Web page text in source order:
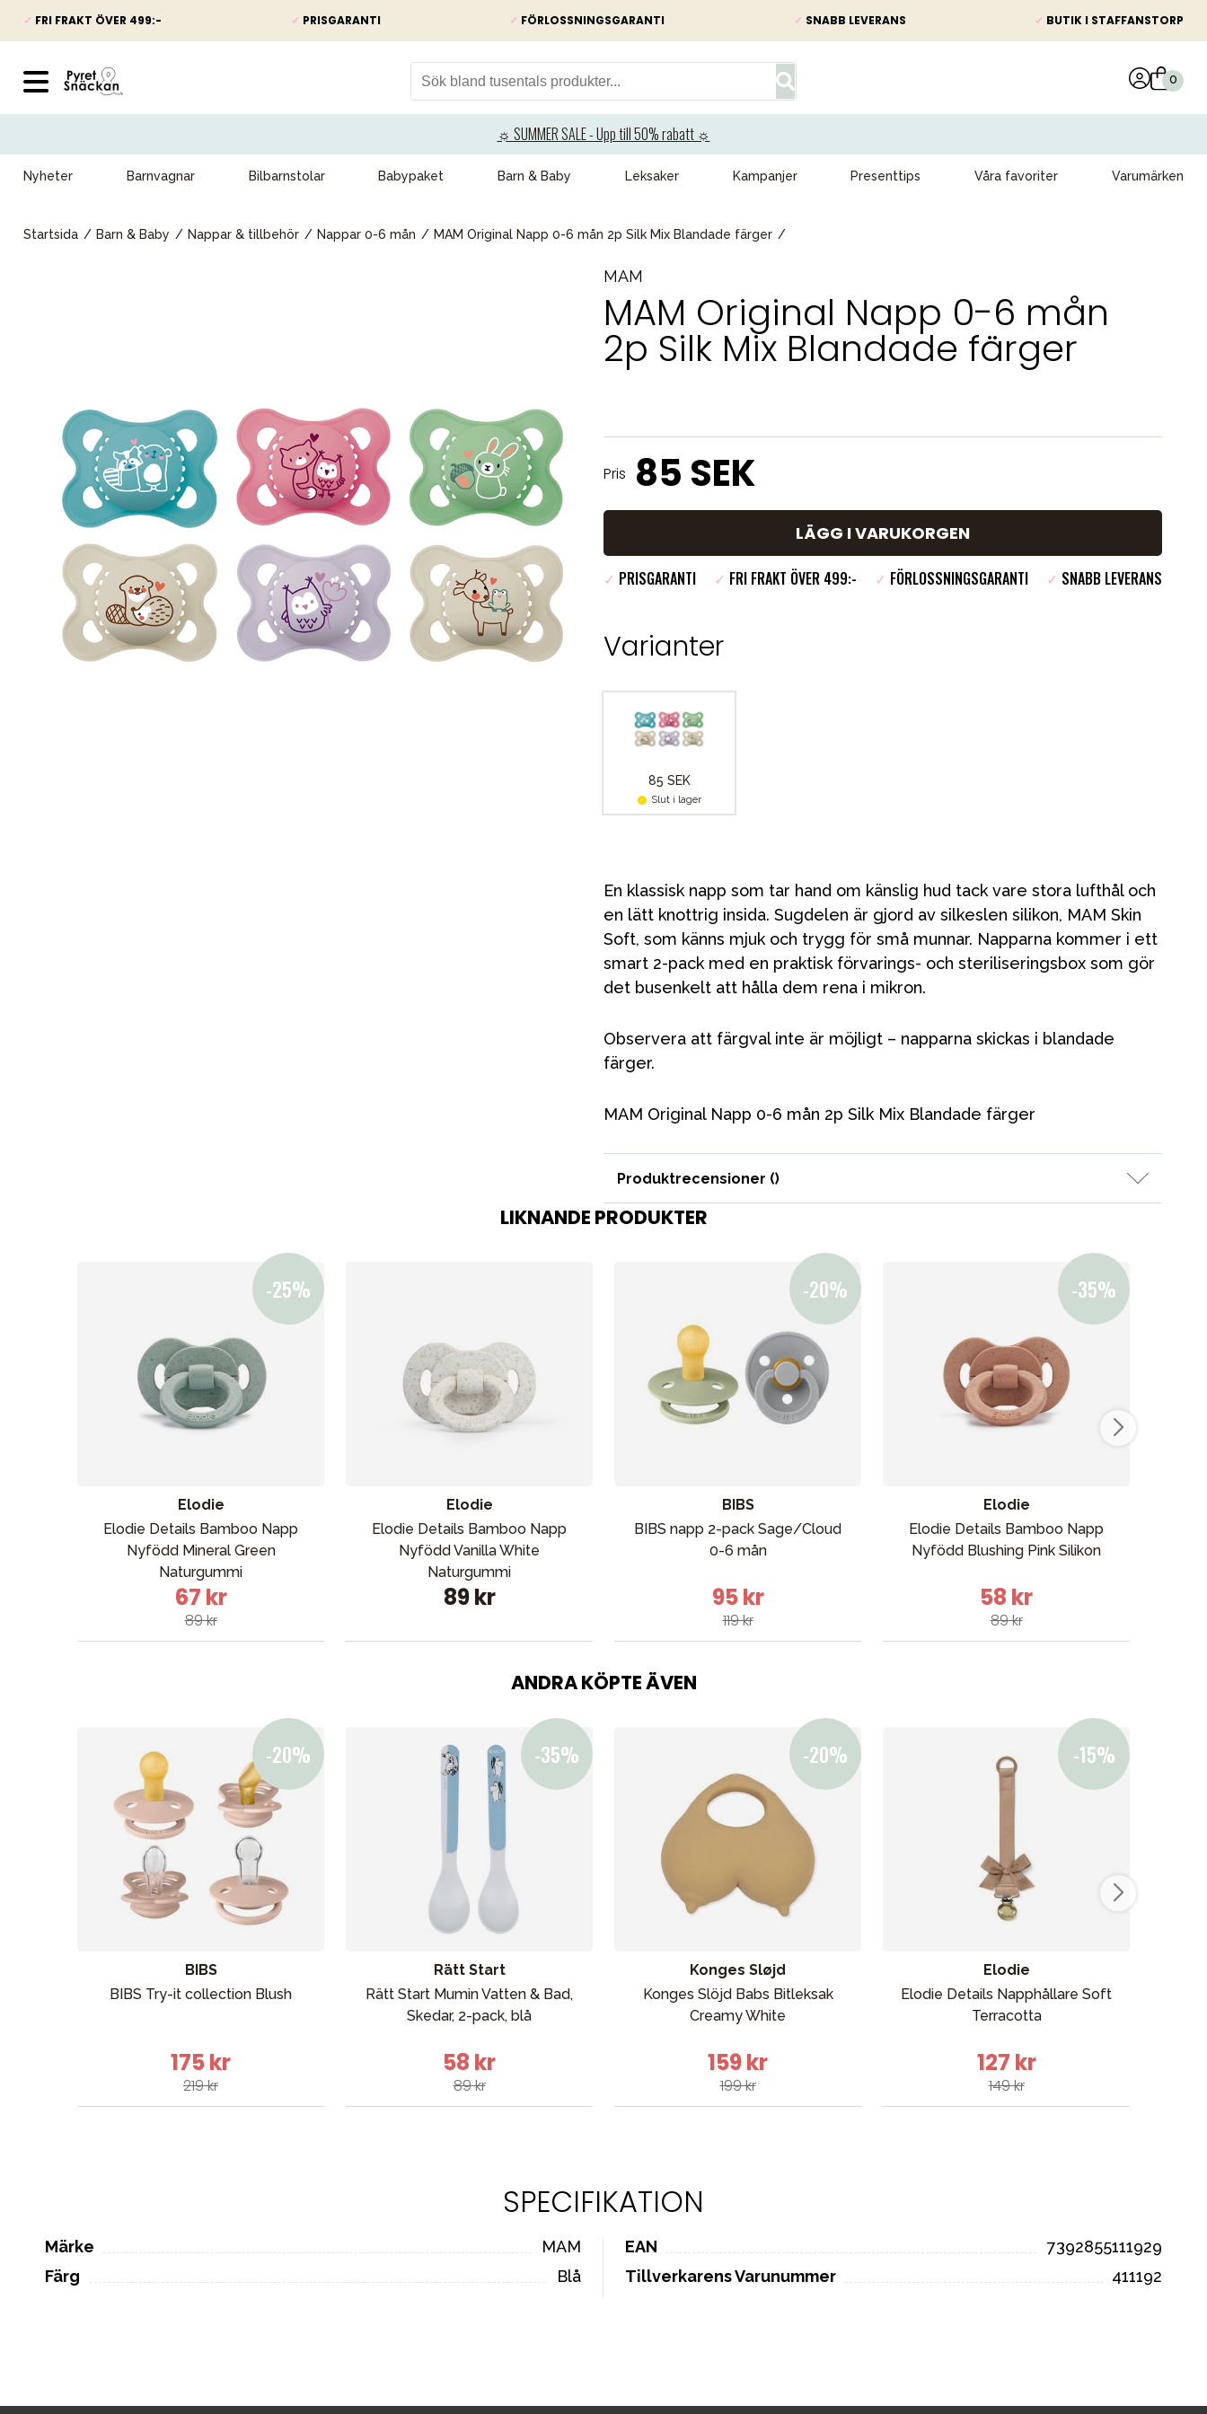
✓ FRI FRAKT ÖVER 499:- ✓ PRISGARANTI ✓ FÖRLOSSNINGSGARANTI ✓ SNABB LEVERANS ✓ BUTIK I STAFFANSTORP
☼ SUMMER SALE - Upp till 50% rabatt ☼
Nyheter Barnvagnar Bilbarnstolar Babypaket Barn & Baby Leksaker Kampanjer Presenttips Våra favoriter Varumärken
Startsida Barn & Baby Nappar & tillbehör Nappar 0-6 mån MAM Original Napp 0-6 mån 2p Silk Mix Blandade färger
MAM
MAM Original Napp 0-6 mån
2p Silk Mix Blandade färger
Pris 85 SEK
LÄGG I VARUKORGEN
✓ PRISGARANTI ✓ FRI FRAKT ÖVER 499:- ✓ FÖRLOSSNINGSGARANTI ✓ SNABB LEVERANS
Varianter
85 SEK
Slut i lager
En klassisk napp som tar hand om känslig hud tack vare stora lufthål och
en lätt knottrig insida. Sugdelen är gjord av silkeslen silikon, MAM Skin
Soft, som känns mjuk och trygg för små munnar. Napparna kommer i ett
smart 2-pack med en praktisk förvarings- och steriliseringsbox som gör
det busenkelt att hålla dem rena i mikron.
Observera att färgval inte är möjligt – napparna skickas i blandade
färger.
MAM Original Napp 0-6 mån 2p Silk Mix Blandade färger
Produktrecensioner ()
LIKNANDE PRODUKTER
Elodie
Elodie Details Bamboo Napp
Nyfödd Mineral Green
Naturgummi
67 kr
89 kr
Elodie
Elodie Details Bamboo Napp
Nyfödd Vanilla White
Naturgummi
89 kr
BIBS
BIBS napp 2-pack Sage/Cloud
0-6 mån
95 kr
119 kr
Elodie
Elodie Details Bamboo Napp
Nyfödd Blushing Pink Silikon
58 kr
89 kr
ANDRA KÖPTE ÄVEN
BIBS
BIBS Try-it collection Blush
175 kr
219 kr
Rätt Start
Rätt Start Mumin Vatten & Bad,
Skedar, 2-pack, blå
58 kr
89 kr
Konges Sløjd
Konges Slöjd Babs Bitleksak
Creamy White
159 kr
199 kr
Elodie
Elodie Details Napphållare Soft
Terracotta
127 kr
149 kr
SPECIFIKATION
Märke
MAM
Färg
Blå
EAN
7392855111929
Tillverkarens Varunummer
411192
VÅRT SORTIMENT
Nyheter
Barnvagnar
Bilbarnstolar
Babypaket
Barn & Baby
Varumärken
Outlet